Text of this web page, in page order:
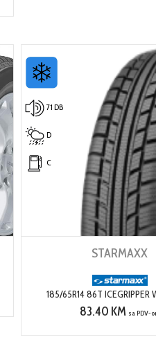
71 DB
D
C
STARMAXX
185/65R14 86T ICEGRIPPER
83.40 KM sa PDV-